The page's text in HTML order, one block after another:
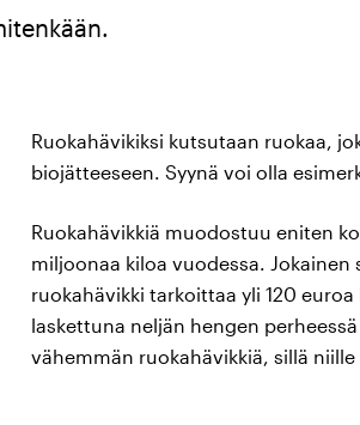
Ruokahävikiksi kutsutaan ruokaa,
biojätteeseen. Syynä voi olla
Ruokahävikkiä muodostuu eniten
miljoonaa kiloa vuodessa.
ruokahävikki tarkoittaa yli 120
laskettuna neljän hengen
vähemmän ruokahävikkiä, sillä